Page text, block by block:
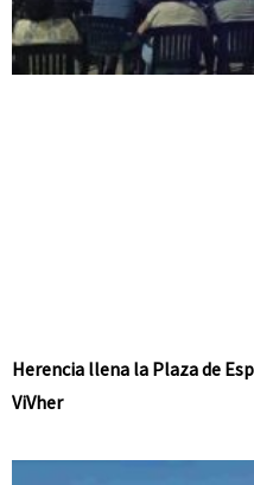
Herencia llena la Plaza de
ViVher